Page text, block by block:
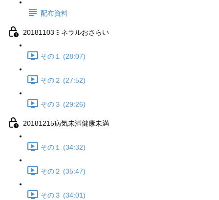
配布資料
20181103ミネラルおさらい
その１ (28:07)
その２ (27:52)
その３ (29:26)
20181215病気未満健康未満
その１ (34:32)
その２ (35:47)
その３ (34:01)